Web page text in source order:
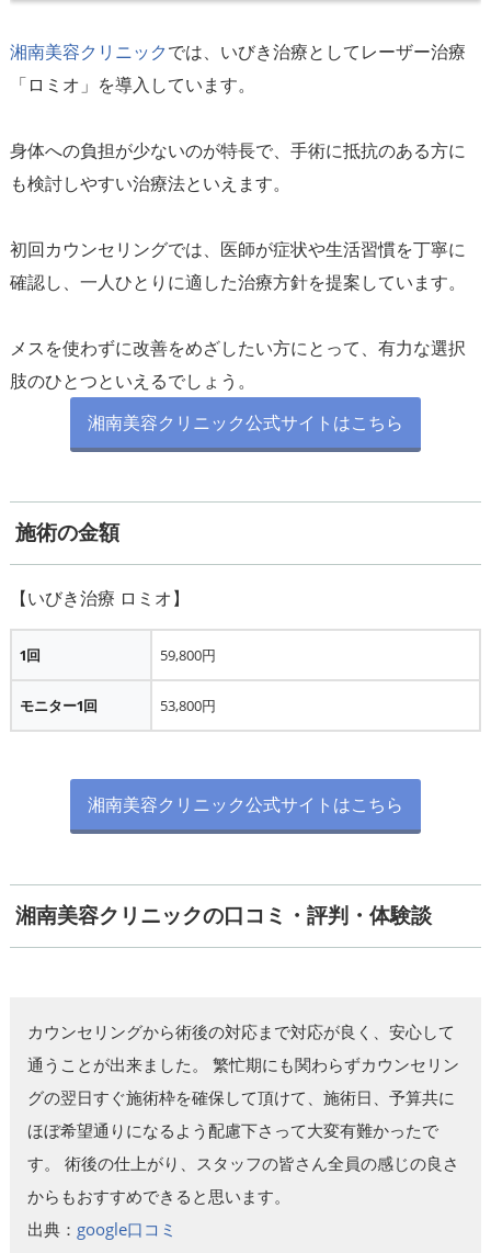
湘南美容クリニックでは、いびき治療としてレーザー治療
「ロミオ」を導入しています。
身体への負担が少ないのが特長で、手術に抵抗のある方に
も検討しやすい治療法といえます。
初回カウンセリングでは、医師が症状や生活習慣を丁寧に
確認し、一人ひとりに適した治療方針を提案しています。
メスを使わずに改善をめざしたい方にとって、有力な選択
湘南美容クリニック公式サイトはこちら
施術の金額
1回 59,800円
モニター1回 53,800円
湘南美容クリニック公式サイトはこちら
湘南美容クリニックの口コミ・評判・体験談
カウンセリングから術後の対応まで対応が良く、安心して
通うことが出来ました。 繁忙期にも関わらずカウンセリン
グの翌日すぐ施術枠を確保して頂けて、施術日、予算共に
ほぼ希望通りになるよう配慮下さって大変有難かったで
す。 術後の仕上がり、スタッフの皆さん全員の感じの良さ
からもおすすめできると思います。
出典： google口コミ